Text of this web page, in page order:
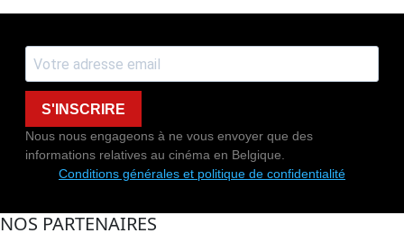
S'INSCRIRE
Nous nous engageons à ne vous envoyer que des
informations relatives au cinéma en Belgique.
Conditions générales et politique de confidentialité
NOS PARTENAIRES